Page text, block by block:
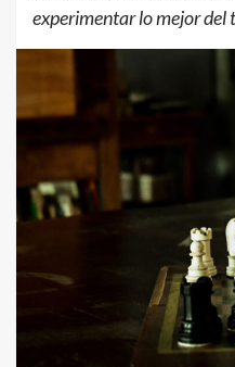
experimentar lo mejor